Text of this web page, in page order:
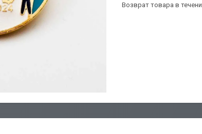
возврат товара в